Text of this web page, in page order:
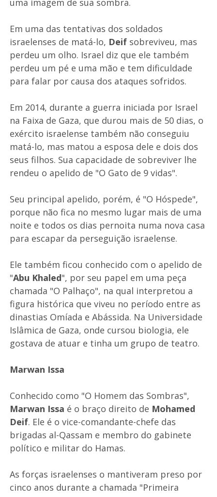
uma imagem de sua sombra.
Em uma das tentativas dos soldados
israelenses de matá-lo, Deif sobreviveu, mas
perdeu um olho. Israel diz que ele também
perdeu um pé e uma mão e tem dificuldade
para falar por causa dos ataques sofridos.
Em 2014, durante a guerra iniciada por Israel
na Faixa de Gaza, que durou mais de 50 dias, o
exército israelense também não conseguiu
matá-lo, mas matou a esposa dele e dois dos
seus filhos. Sua capacidade de sobreviver lhe
rendeu o apelido de "O Gato de 9 vidas".
Seu principal apelido, porém, é "O Hóspede",
porque não fica no mesmo lugar mais de uma
noite e todos os dias pernoita numa nova casa
para escapar da perseguição israelense.
Ele também ficou conhecido com o apelido de
"Abu Khaled", por seu papel em uma peça
chamada "O Palhaço", na qual interpretou a
figura histórica que viveu no período entre as
dinastias Omíada e Abássida. Na Universidade
Islâmica de Gaza, onde cursou biologia, ele
gostava de atuar e tinha um grupo de teatro.
Marwan Issa
Conhecido como "O Homem das Sombras",
Marwan Issa é o braço direito de Mohamed
Deif. Ele é o vice-comandante-chefe das
brigadas al-Qassam e membro do gabinete
político e militar do Hamas.
As forças israelenses o mantiveram preso por
cinco anos durante a chamada "Primeira